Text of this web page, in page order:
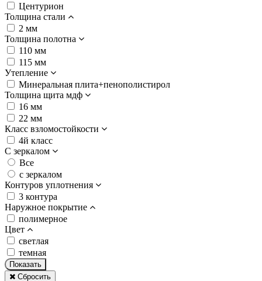
Центурион
Толщина стали
2 мм
Толщина полотна
110 мм
115 мм
Утепление
Минеральная плита+пенополистирол
Толщина щита мдф
16 мм
22 мм
Класс взломостойкости
4й класс
С зеркалом
Все
с зеркалом
Контуров уплотнения
3 контура
Наружное покрытие
полимерное
Цвет
светлая
темная
Показать
Сбросить